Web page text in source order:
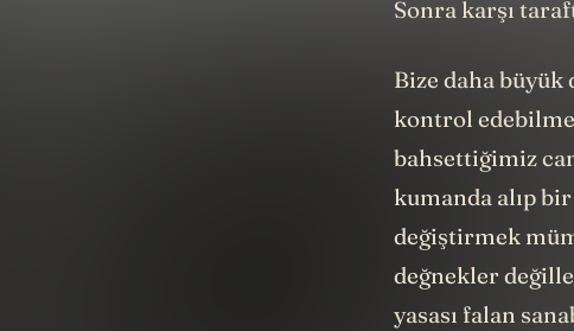
Sonra karşı
Bize daha büyük
kontrol
bahsettiğimiz
kumanda alıp
değiştirmek
değnekler
yasası falan